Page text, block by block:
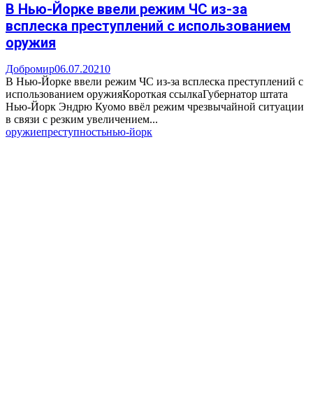
В Нью-Йорке ввели режим ЧС из-за
всплеска преступлений с использованием
оружия
Добромир06.07.20210
В Нью-Йорке ввели режим ЧС из-за всплеска преступлений с
использованием оружияКороткая ссылкаГубернатор штата
Нью-Йорк Эндрю Куомо ввёл режим чрезвычайной ситуации
в связи с резким увеличением...
оружиепреступностьнью-йорк